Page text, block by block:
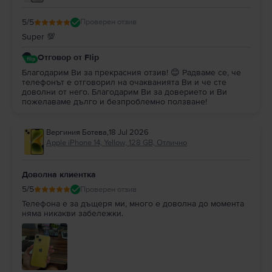
5/5 Проверен отзив
Super 💯
Отговор от Flip
Благодарим Ви за прекрасния отзив! 😊 Радваме се, че
телефонът е отговорил на очакванията Ви и че сте
доволни от него. Благодарим Ви за доверието и Ви
пожелаваме дълго и безпроблемно ползване!
Вергиния Ботева,18 Jul 2026
Apple iPhone 14, Yellow, 128 GB, Отлично
Доволна клиентка
5/5 Проверен отзив
Телефона е за дъщеря ми, много е доволна до момента
няма никакви забележки.